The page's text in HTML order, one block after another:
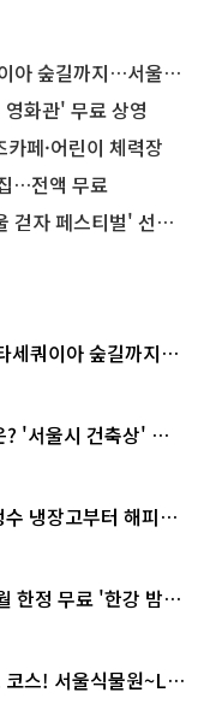
지…서울둘레길 15코스
화관' 무료 상영
페·어린이 체력장
…전액 무료
스티벌' 선착순 5천명
세쿼이아 숲길까지…
? '서울시 건축상' 수
냉장고부터 해피소
한정 무료 '한강 밤
코스! 서울식물원~LG